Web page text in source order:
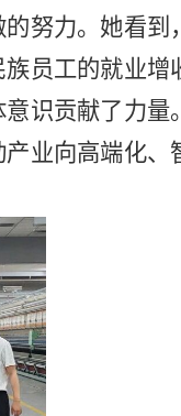
努力。她看到
员工的就业增
识贡献了力量
业向高端化、